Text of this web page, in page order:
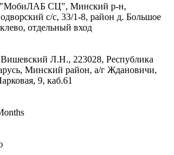
СЦ", Минский р-н,
с/с, 33/1-8, район д. Большое
отдельный вход
Л.Н., 223028, Республика
Минский район, а/г Ждановичи,
9, каб.61